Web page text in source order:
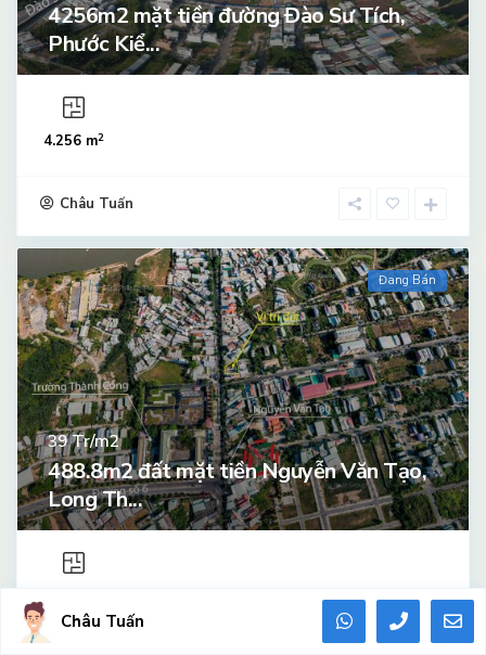
4256m2 mặt tiền đường Đào Sư Tích,
Phước Kiể...
4.256 m2
Châu Tuấn
Đang Bán
39Tr/m2
488.8m2 đất mặt tiền Nguyễn Văn Tạo,
Long Th...
Châu Tuấn